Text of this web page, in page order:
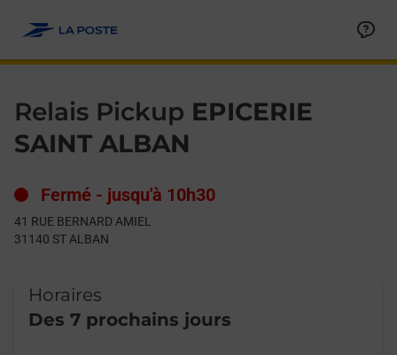
Relais Pickup EPICERIE
SAINT ALBAN
Fermé - jusqu'à 10h30
41 RUE BERNARD AMIEL
31140 ST ALBAN
Horaires
Des 7 prochains jours